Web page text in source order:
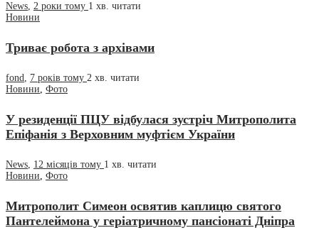
News, 2 роки тому 1 хв. читати
Новини
Триває робота з архівами
fond, 7 років тому 2 хв. читати
Новини, Фото
У резиденції ПЦУ відбулася зустріч Митрополита
Епіфанія з Верховним муфтієм України
News 12 місяців тому 1 хв. читати
Новини Фото
Митрополит Симеон освятив каплицю святого
Пантелеймона у геріатричному пансіонаті Дніпра